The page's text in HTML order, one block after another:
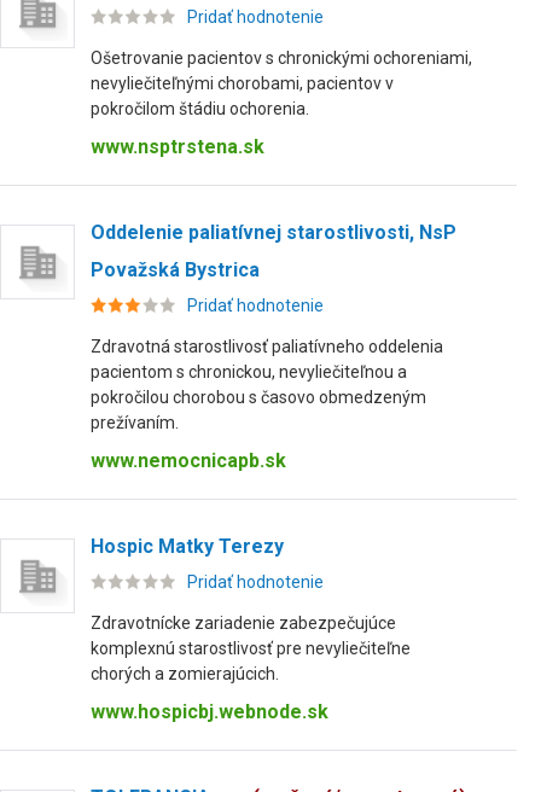
Pridať hodnotenie
Ošetrovanie pacientov s chronickými ochoreniami,
nevyliečiteľnými chorobami, pacientov v
pokročilom štádiu ochorenia.
www.nsptrstena.sk
Oddelenie paliatívnej starostlivosti, NsP
Považská Bystrica
Pridať hodnotenie
Zdravotná starostlivosť paliatívneho oddelenia
pacientom s chronickou, nevyliečiteľnou a
pokročilou chorobou s časovo obmedzeným
prežívaním.
www.nemocnicapb.sk
Hospic Matky Terezy
Pridať hodnotenie
Zdravotnícke zariadenie zabezpečujúce
komplexnú starostlivosť pre nevyliečiteľne
chorých a zomierajúcich.
www.hospicbj.webnode.sk